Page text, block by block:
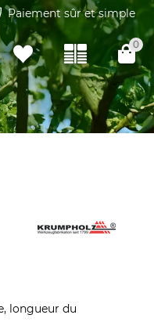
Paiement sûr et simple
0
longueur du